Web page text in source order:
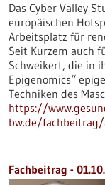
Das Cyber Valley
europäischen
Arbeitsplatz für
Seit Kurzem auch
Schweikert, die in
Epigenomics“
Techniken des
https://
bw.de/
Fachbeitrag -